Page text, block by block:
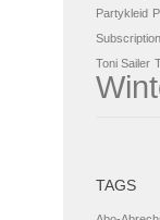
Partykleid
Toni Sailer
TAGS